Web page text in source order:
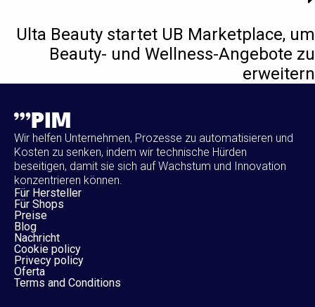
Ulta Beauty startet UB Marketplace, um
Beauty- und Wellness-Angebote zu
erweitern
Wir helfen Unternehmen, Prozesse zu automatisieren und
Kosten zu senken, indem wir technische Hürden
beseitigen, damit sie sich auf Wachstum und Innovation
konzentrieren können.
Für Hersteller
Für Shops
Preise
Blog
Nachricht
Cookie policy
Privecy policy
Oferta
Terms and Conditions